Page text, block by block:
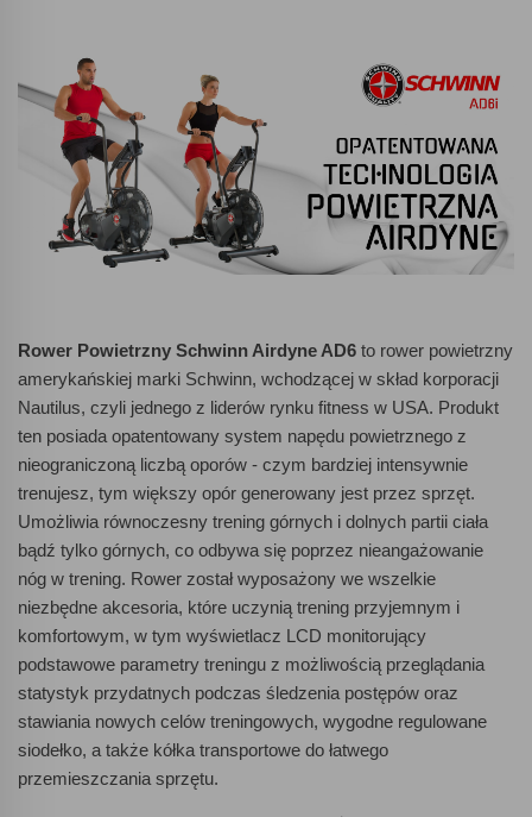
Rower Powietrzny Schwinn Airdyne AD6 to rower powietrzny
amerykańskiej marki Schwinn, wchodzącej w skład korporacji
Nautilus, czyli jednego z liderów rynku fitness w USA. Produkt
ten posiada opatentowany system napędu powietrznego z
nieograniczoną liczbą oporów - czym bardziej intensywnie
trenujesz, tym większy opór generowany jest przez sprzęt.
Umożliwia równoczesny trening górnych i dolnych partii ciała
bądź tylko górnych, co odbywa się poprzez nieangażowanie
nóg w trening. Rower został wyposażony we wszelkie
niezbędne akcesoria, które uczynią trening przyjemnym i
komfortowym, w tym wyświetlacz LCD monitorujący
podstawowe parametry treningu z możliwością przeglądania
statystyk przydatnych podczas śledzenia postępów oraz
stawiania nowych celów treningowych, wygodne regulowane
siodełko, a także kółka transportowe do łatwego
przemieszczania sprzętu.